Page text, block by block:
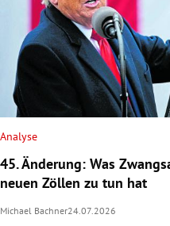
Analyse
45. Änderung: Was
neuen Zöllen zu tun hat
Michael Bachner24.07.2026